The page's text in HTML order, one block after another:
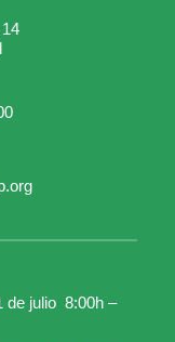
de julio 8:00h –